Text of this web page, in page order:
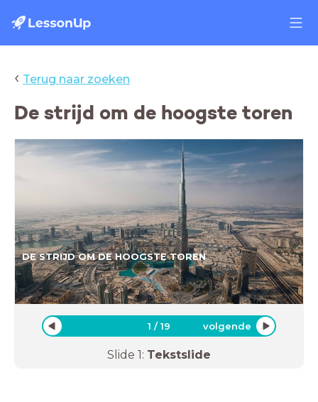
‹ Terug naar zoeken
De strijd om de hoogste toren
DE STRIJD OM DE HOOGSTE TOREN
1 /19 volgende
Slide 1: Tekstslide